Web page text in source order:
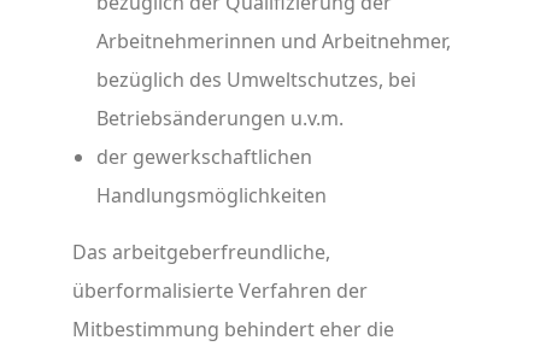
Arbeitnehmerinnen und Arbeitnehmer,
bezüglich des Umweltschutzes, bei
Betriebsänderungen u.v.m.
der gewerkschaftlichen
Handlungsmöglichkeiten
Das arbeitgeberfreundliche,
überformalisierte Verfahren der
Mitbestimmung behindert eher die